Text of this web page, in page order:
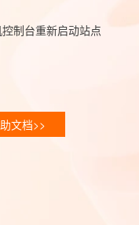
制台重新启动站点
文档>>